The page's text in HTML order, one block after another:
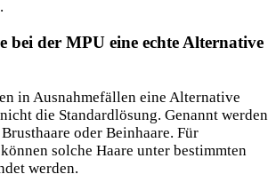
bei der MPU eine echte Alternative
in Ausnahmefällen eine Alternative
die Standardlösung. Genannt werden
oder Beinhaare. Für
solche Haare unter bestimmten
werden.